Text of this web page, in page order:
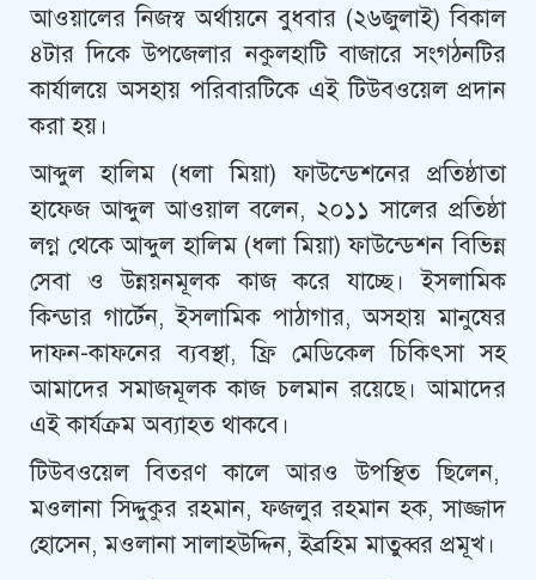
আওয়া‌লের ‌নিজস্ব অর্থায়‌নে বুধবার (২৬জুলাই) বিকাল
৪টার দি‌কে উপ‌জেলার নকুলহা‌টি বাজা‌রে সংগঠন‌টির
কার্যাল‌য়ে অসহায় প‌রিবারটি‌কে এই টিউব‌ওয়েল প্রদান
করা হয়।
আব্দুল হা‌লিম (ধলা মিয়া) ফাউ‌ন্ডেশ‌নের প্রতিষ্ঠাতা
হা‌ফেজ আব্দুল আওয়া‌ল ব‌লেন, ২০১১ সা‌লের প্রতিষ্ঠা
লগ্ন থে‌কে আব্দুল হা‌লিম (ধলা মিয়া) ফাউ‌ন্ডেশ‌ন বি‌ভিন্ন
সেবা ও উন্নয়নমূলক কাজ ক‌রে যা‌চ্ছে। ইসলামিক
কিন্ডার গা‌র্টেন, ইসলা‌মিক পাঠাগার, অসহায় মানু‌ষের
দাফন-কাফ‌নের ব‌্যবস্থা, ফ্রি মে‌ডি‌কেল চি‌কিৎসা সহ
আমা‌দের সমাজমূলক কাজ চলমান র‌য়ে‌ছে। আমা‌দের
এই কার্যক্রম অব‌্যাহত থাক‌বে।
টিউব‌ওয়েল বিতরণ কা‌লে আরও উপ‌স্থিত ছি‌লেন,
মওলানা সিদ্দুকুর রহমান, ফজলুর রহমান হক, সাজ্জাদ
হো‌সেন, মওলানা সালাহউ‌দ্দিন, ইব্রহিম মাতুব্বর প্রমূখ।